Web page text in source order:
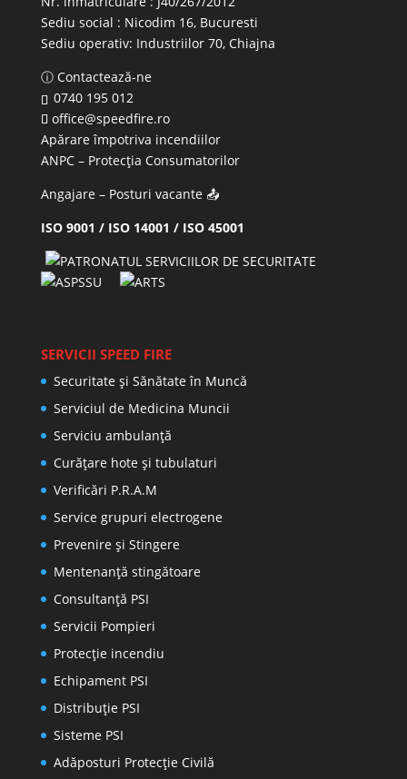
Sediu social : Nicodim 16, Bucuresti
Sediu operativ: Industriilor 70, Chiajna
ⓘ Contactează-ne
0740 195 012
office@speedfire.ro
Apărare împotriva incendiilor
ANPC– Protecția Consumatorilor
Angajare – Posturi vacante📤
ISO 9001 / ISO 14001 / ISO 45001
SERVICII SPEED FIRE
Securitate și Sănătate în Muncă
Serviciul de Medicina Muncii
Serviciu ambulanță
Curățare hote și tubulaturi
Verificări P.R.A.M
Service grupuri electrogene
Prevenire şi Stingere
Mentenanţă stingătoare
Consultanţă PSI
Servicii Pompieri
Protecţie incendiu
Echipament PSI
Distribuţie PSI
Sisteme PSI
Adăposturi Protecție Civilă